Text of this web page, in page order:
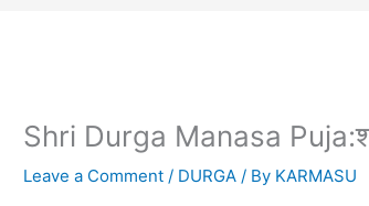
Shri Durga Manasa
Leave a Comment / DURGA / By KARMASU